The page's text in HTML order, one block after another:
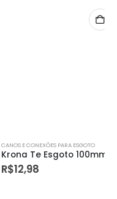
E CONEXÕES PARA ESGOTO
Krona Te Esgoto 100mm – 0661
12,98